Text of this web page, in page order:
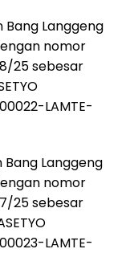
Bang Langgeng
nomor
25 sebesar
LAMTE-
Bang Langgeng
nomor
25 sebesar
LAMTE-